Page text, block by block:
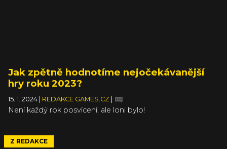
Jak zpětně hodnotíme nejočekávanější
hry roku 2023?
15. 1. 2024 REDAKCE GAMES.CZ
Není každý rok posvícení, ale loni bylo!
Z REDAKCE